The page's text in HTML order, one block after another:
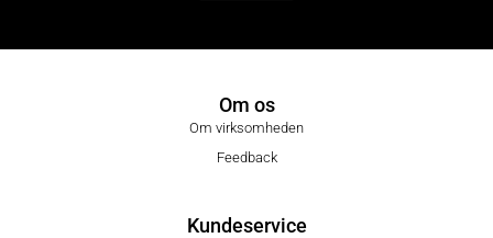
Om os
Om virksomheden
Feedback
Kundeservice